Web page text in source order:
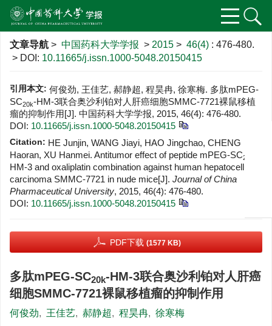
文章导航 > 中国药科大学学报 > 2015 > 46(4) : 476-480.
> DOI: 10.11665/j.issn.1000-5048.20150415
引用本文: 何俊劲, 王佳艺, 郝静超, 程昊冉, 徐寒梅. 多肽mPEG-
SC20k-HM-3联合奥沙利铂对人肝癌细胞SMMC-7721裸鼠移植
瘤的抑制作用[J]. 中国药科大学学报, 2015, 46(4): 476-480.
DOI: 10.11665/j.issn.1000-5048.20150415
Citation: HE Junjin, WANG Jiayi, HAO Jingchao, CHENG
Haoran, XU Hanmei. Antitumor effect of peptide mPEG-SC20k
HM-3 and oxaliplatin combination against human hepatocellular
carcinoma SMMC-7721 in nude mice[J]. Journal of China
Pharmaceutical University, 2015, 46(4): 476-480.
DOI: 10.11665/j.issn.1000-5048.20150415
PDF下载 (1577 KB)
多肽mPEG-SC20k-HM-3联合奥沙利铂对人肝癌
细胞SMMC-7721裸鼠移植瘤的抑制作用
何俊劲, 王佳艺, 郝静超, 程昊冉, 徐寒梅